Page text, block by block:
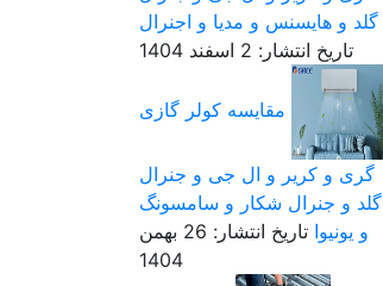
گلد و هایسنس و مدیا و اجنرال
تاریخ انتشار: 2 اسفند 1404
مقایسه کولر گازی
گری و کریر و ال جی و جنرال
گلد و جنرال شکار و سامسونگ
و یونیوا
تاریخ انتشار: 26 بهمن
1404